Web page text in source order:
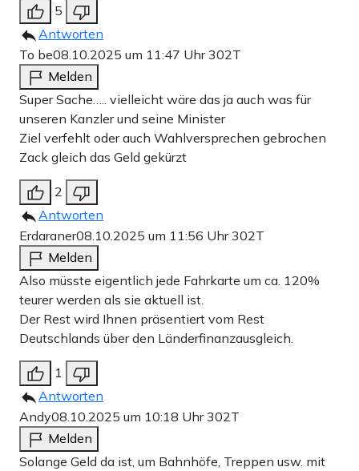
5
Antworten
To be08.10.2025 um 11:47 Uhr302T
Melden
Super Sache….. vielleicht wäre das ja auch was für
unseren Kanzler und seine Minister
Ziel verfehlt oder auch Wahlversprechen gebrochen
Zack gleich das Geld gekürzt
2
Antworten
Erdaraner08.10.2025 um 11:56 Uhr302T
Melden
Also müsste eigentlich jede Fahrkarte um ca. 120%
teurer werden als sie aktuell ist.
Der Rest wird Ihnen präsentiert vom Rest
Deutschlands über den Länderfinanzausgleich.
1
Antworten
Andy08.10.2025 um 10:18 Uhr302T
Melden
Solange Geld da ist, um Bahnhöfe, Treppen usw. mit